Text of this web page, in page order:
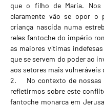
que o filho de Maria. Nos
claramente vão se opor o
criança nascida numa
reles fantoche do império
as maiores vítimas
que se servem do poder ao
aos setores mais vulneráveis
2. No contexto de nossas
refletirmos sobre este
fantoche monarca em